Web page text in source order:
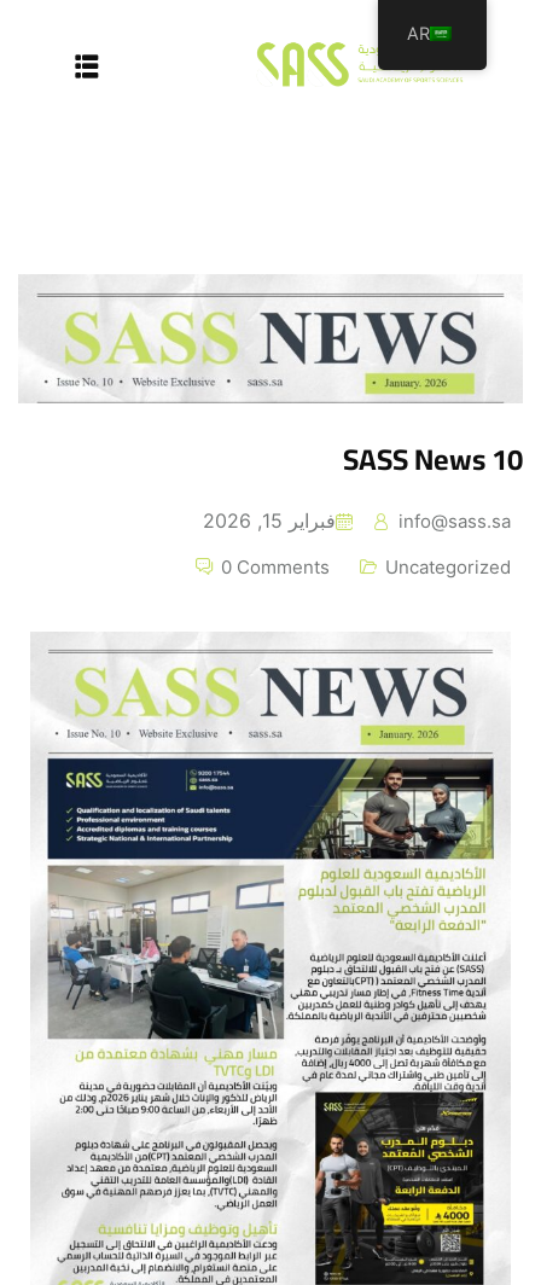
سجل معنا
الأخبار والمقالات
SASS News 10
info@sass.sa فبراير 15, 2026
Uncategorized
0 Comments
AR